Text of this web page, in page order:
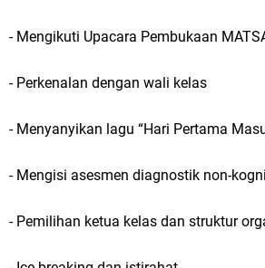
PDUF MUI Jatim Gelar Doa Awal Tahun
Menuju Indonesia Emas 2045
Reses Anggota DPRD Jabar M. Rizky di Desa
- Mengikuti Upacara Pembukaan
- Perkenalan dengan wali kelas
- Menyanyikan lagu “Hari Pertama
- Mengisi asesmen diagnostik non-
- Pemilihan ketua kelas dan struktur